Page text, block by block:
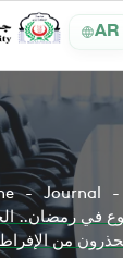
AR
Journal
في رمضان..
من